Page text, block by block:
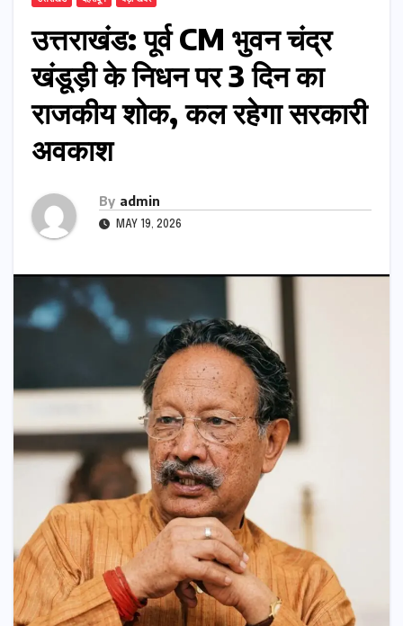
उत्तराखंड: पूर्व CM भुवन चंद्र
खंडूड़ी के निधन पर 3 दिन का
राजकीय शोक, कल रहेगा सरकारी
अवकाश
By admin
MAY 19, 2026